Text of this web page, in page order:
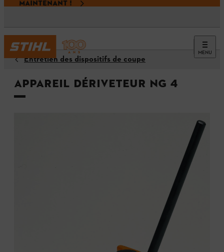
MAINTENANT !
MENU
Entretien des dispositifs de coupe
Appareil dériveteur NG 4